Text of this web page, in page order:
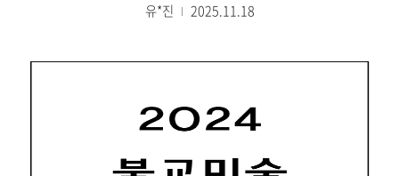
유*진 2025.11.18